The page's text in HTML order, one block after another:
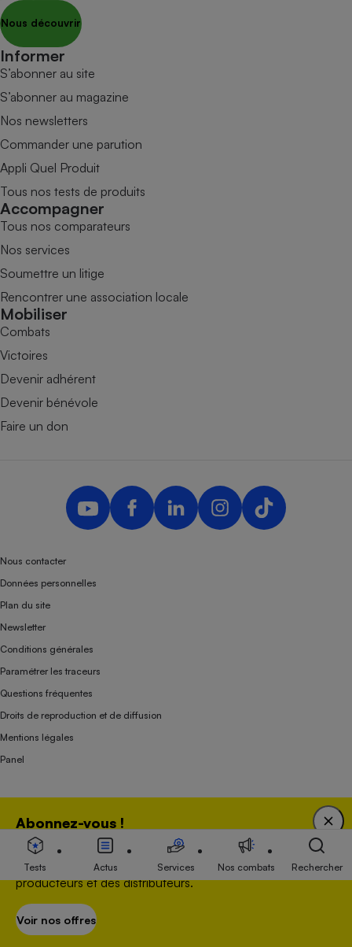
Abonnez-vous !
Bénéficiez d'une expertise unique tout en soutenant
une association 100 % indépendante de l'Etat, des
producteurs et des distributeurs.
Voir nos offres
Nous découvrir
Informer
S’abonner au site
S’abonner au magazine
Nos newsletters
Commander une parution
Appli Quel Produit
Tous nos tests de produits
Accompagner
Tous nos comparateurs
Nos services
Soumettre un litige
Rencontrer une association locale
Mobiliser
Combats
Victoires
Devenir adhérent
Devenir bénévole
Faire un don
Nous contacter
Données personnelles
Plan du site
Newsletter
Conditions générales
Paramétrer les traceurs
Questions fréquentes
Droits de reproduction et de diffusion
Mentions légales
Panel
Association indépendante de l’État, des syndicats, des producteurs et des
distributeurs depuis 1951.
Tests Actus Services Nos combats Rechercher